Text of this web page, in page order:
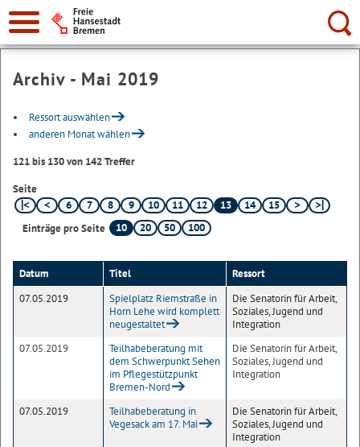
Suche:
Archiv - Mai 2019
Ressort auswählen
anderen Monat wählen
121 bis 130 von 142 Treffer
Seite
6
7 8 9 10 11 12 13 14
15
Einträge pro Seite
10 20 50 100
Datum Titel
Ressort
07.05.2019
Spielplatz Riemstraße in
Horn Lehe wird komplett
neugestaltet
Die Senatorin für Arbeit,
Soziales, Jugend und
Integration
07.05.2019
Teilhabeberatung mit
dem Schwerpunkt Sehen
im Pflegestützpunkt
Bremen-Nord
Die Senatorin für Arbeit,
Soziales, Jugend und
Integration
07.05.2019
Teilhabeberatung in
Vegesack am 17. Mai
Die Senatorin für Arbeit,
Soziales, Jugend und
Integration